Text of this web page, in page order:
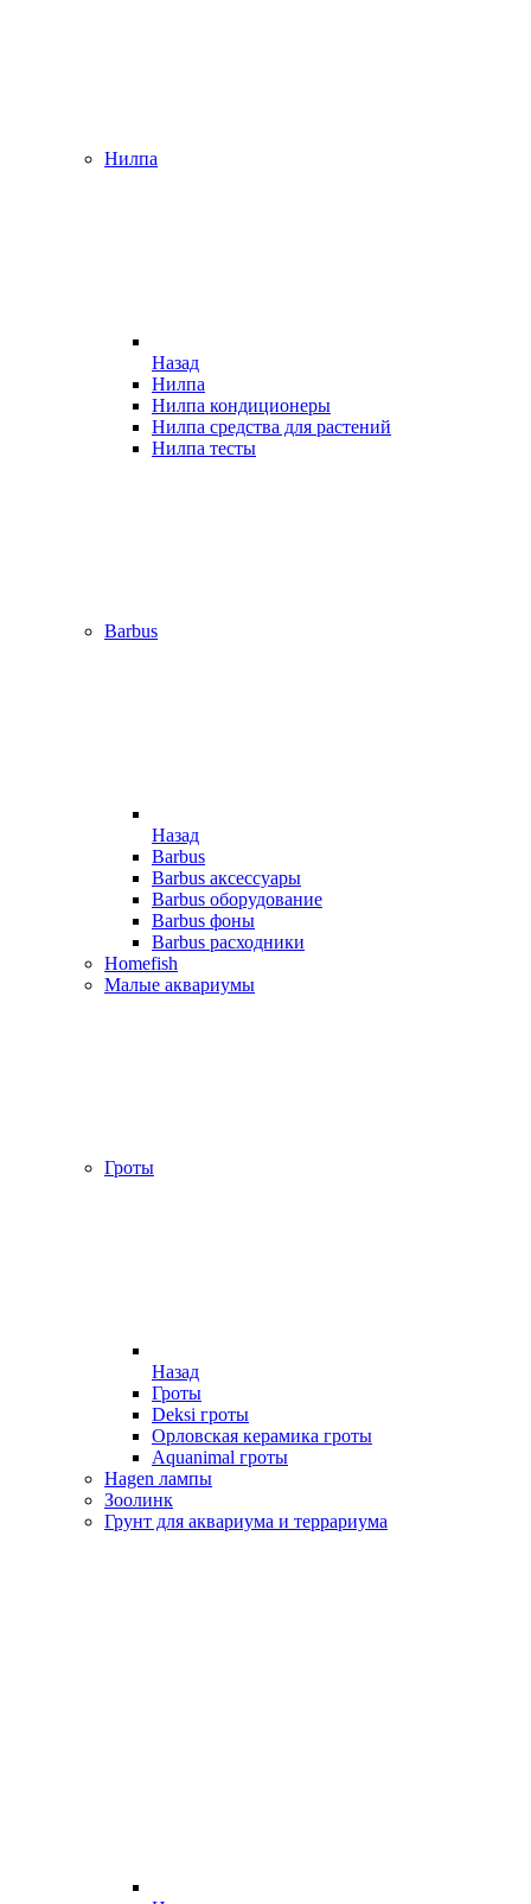
Нилпа
Назад
Нилпа
Нилпа кондиционеры
Нилпа средства для растений
Нилпа тесты
Barbus
Назад
Barbus
Barbus аксессуары
Barbus оборудование
Barbus фоны
Barbus расходники
Homefish
Малые аквариумы
Гроты
Назад
Гроты
Deksi гроты
Орловская керамика гроты
Aquanimal гроты
Hagen лампы
Зоолинк
Грунт для аквариума и террариума